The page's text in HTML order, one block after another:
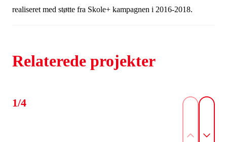
realiseret med støtte fra Skole+ kampagnen i 2016-2018.
Relaterede projekter
1/4